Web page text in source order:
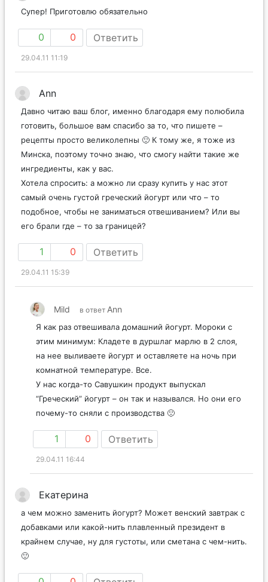
Супер! Приготовлю обязательно
0 0 Ответить
29.04.11 11:19
Ann
Давно читаю ваш блог, именно благодаря ему полюбила
готовить, большое вам спасибо за то, что пишете –
рецепты просто великолепны 🙂 К тому же, я тоже из
Минска, поэтому точно знаю, что смогу найти такие же
ингредиенты, как у вас.
Хотела спросить: а можно ли сразу купить у нас этот
самый очень густой греческий йогурт или что – то
подобное, чтобы не заниматься отвешиванием? Или вы
его брали где – то за границей?
1 0 Ответить
29.04.11 15:39
Mild в ответ Ann
Я как раз отвешивала домашний йогурт. Мороки с
этим минимум: Кладете в дуршлаг марлю в 2 слоя,
на нее выливаете йогурт и оставляете на ночь при
комнатной температуре. Все.
У нас когда-то Савушкин продукт выпускал
“Греческий” йогурт – он так и назывался. Но они его
почему-то сняли с производства 🙁
1 0 Ответить
29.04.11 16:44
Екатерина
а чем можно заменить йогурт? Может венский завтрак с
добавками или какой-нить плавленный президент в
крайнем случае, ну для густоты, или сметана с чем-нить.
🙂